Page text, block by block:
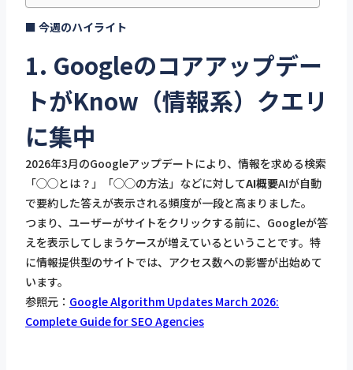
■ 今週のハイライト
1. Googleのコアアップデー
トがKnow（情報系）クエリ
に集中
2026年3月のGoogleアップデートにより、情報を求める検索
「◯◯とは？」「◯◯の方法」などに対してAI概要AIが自動
で要約した答えが表示される頻度が一段と高まりました。
つまり、ユーザーがサイトをクリックする前に、Googleが答
えを表示してしまうケースが増えているということです。特
に情報提供型のサイトでは、アクセス数への影響が出始めて
います。
参照元： Google Algorithm Updates March 2026:
Complete Guide for SEO Agencies